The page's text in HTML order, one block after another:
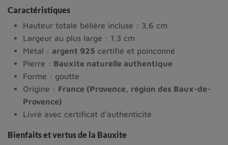
Caractéristiques
Hauteur totale bélière incluse : 3,6 cm
Largeur au plus large : 1,3 cm
Métal : argent 925 certifié et poinçonné
Pierre : Bauxite naturelle authentique
Forme : goutte
Origine : France (Provence, région des Baux-de-
Provence)
Livré avec certificat d’authenticité
Bienfaits et vertus de la Bauxite